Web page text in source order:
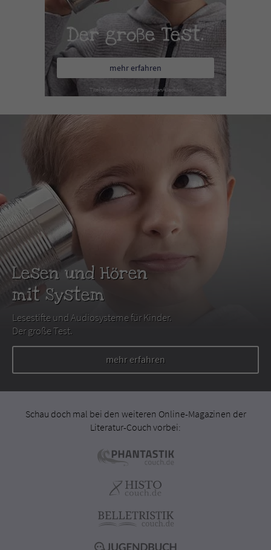
Der große Test.
mehr erfahren
Lesen und Hören
mit System
Lesestifte und Audiosysteme für Kinder.
Der große Test.
mehr erfahren
Schau doch mal bei den weiteren Online-Magazinen der
Literatur-Couch vorbei: